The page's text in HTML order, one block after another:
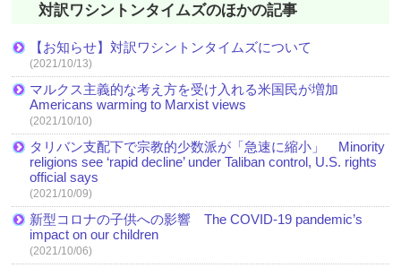
対訳ワシントンタイムズのほかの記事
【お知らせ】対訳ワシントンタイムズについて
(2021/10/13)
マルクス主義的な考え方を受け入れる米国民が増加
Americans warming to Marxist views
(2021/10/10)
タリバン支配下で宗教的少数派が「急速に縮小」 Minority
religions see ‘rapid decline’ under Taliban control, U.S. rights
official says
(2021/10/09)
新型コロナの子供への影響 The COVID-19 pandemic’s
impact on our children
(2021/10/06)